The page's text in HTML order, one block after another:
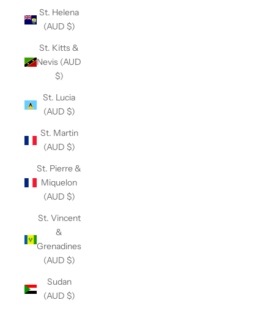
St. Helena
(AUD $)
St. Kitts &
Nevis (AUD
$)
St. Lucia
(AUD $)
St. Martin
(AUD $)
St. Pierre &
Miquelon
(AUD $)
St. Vincent
&
Grenadines
(AUD $)
Sudan
(AUD $)